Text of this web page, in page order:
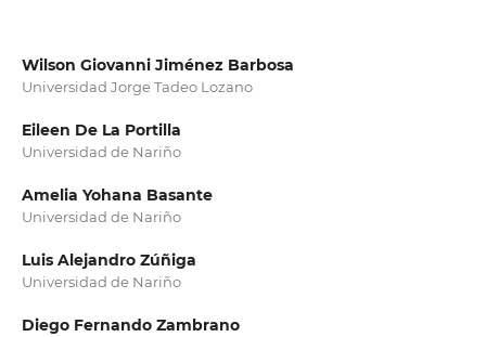
Wilson Giovanni Jiménez Barbosa
Universidad Jorge Tadeo Lozano
Eileen De La Portilla
Universidad de Nariño
Amelia Yohana Basante
Universidad de Nariño
Luis Alejandro Zúñiga
Universidad de Nariño
Diego Fernando Zambrano